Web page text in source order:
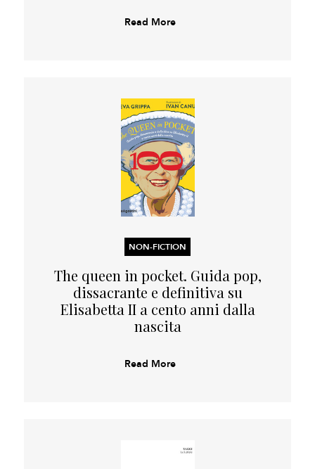
Read More
NON-FICTION
The queen in pocket. Guida pop,
dissacrante e definitiva su
Elisabetta II a cento anni dalla
nascita
Read More